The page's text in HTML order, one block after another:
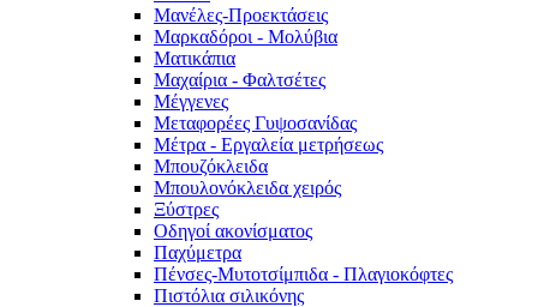
Μανέλες-Προεκτάσεις
Μαρκαδόροι - Μολύβια
Ματικάπια
Μαχαίρια - Φαλτσέτες
Μέγγενες
Μεταφορέες Γυψοσανίδας
Μέτρα - Εργαλεία μετρήσεως
Μπουζόκλειδα
Μπουλονόκλειδα χειρός
Ξύστρες
Οδηγοί ακονίσματος
Παχύμετρα
Πένσες-Μυτοτσίμπιδα - Πλαγιοκόφτες
Πιστόλια σιλικόνης